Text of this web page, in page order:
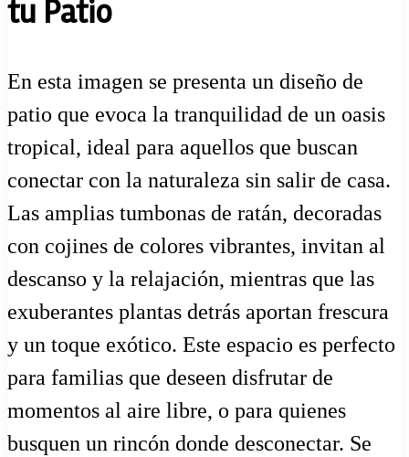
tu Patio
En esta imagen se presenta un diseño de
patio que evoca la tranquilidad de un oasis
tropical, ideal para aquellos que buscan
conectar con la naturaleza sin salir de casa.
Las amplias tumbonas de ratán, decoradas
con cojines de colores vibrantes, invitan al
descanso y la relajación, mientras que las
exuberantes plantas detrás aportan frescura
y un toque exótico. Este espacio es perfecto
para familias que deseen disfrutar de
momentos al aire libre, o para quienes
busquen un rincón donde desconectar. Se